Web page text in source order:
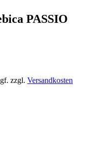
PASSIO
zzgl. Versandkosten